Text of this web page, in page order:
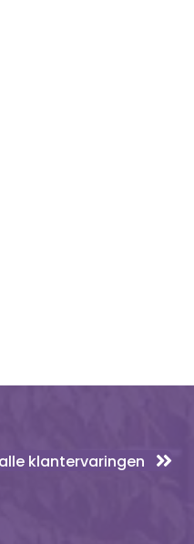
klantervaringen